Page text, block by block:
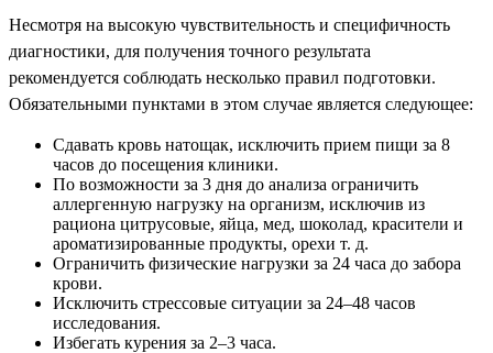
Несмотря на высокую чувствительность и специфичность
диагностики, для получения точного результата
рекомендуется соблюдать несколько правил подготовки.
Обязательными пунктами в этом случае является следующее:
Сдавать кровь натощак, исключить прием пищи за 8
часов до посещения клиники.
По возможности за 3 дня до анализа ограничить
аллергенную нагрузку на организм, исключив из
рациона цитрусовые, яйца, мед, шоколад, красители и
ароматизированные продукты, орехи т. д.
Ограничить физические нагрузки за 24 часа до забора
крови.
Исключить стрессовые ситуации за 24–48 часов
исследования.
Избегать курения за 2–3 часа.